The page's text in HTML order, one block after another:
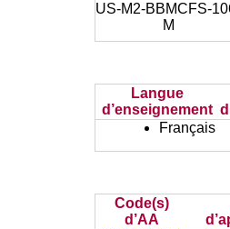
US-M2-BBMCFS-
M
Langue
d’enseignement
Français
Code(s)
d’AA